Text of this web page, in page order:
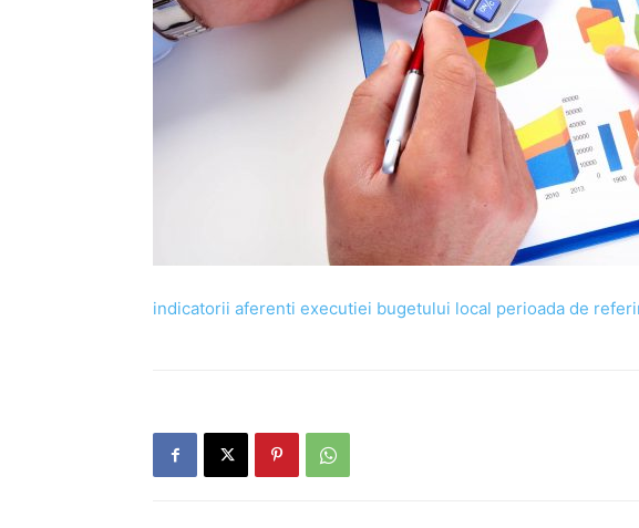
indicatorii aferenti executiei bugetului local perioada de